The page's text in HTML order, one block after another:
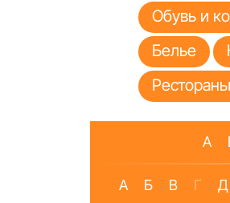
Обувь и
Белье
A
А Б В Г Д